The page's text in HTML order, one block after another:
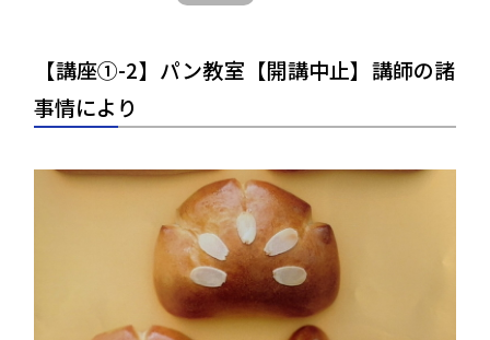
【講座①-2】パン教室【開講中止】講師の諸
事情により